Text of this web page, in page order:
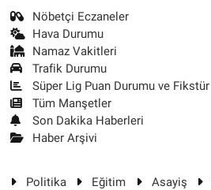
Nöbetçi Eczaneler
Hava Durumu
Namaz Vakitleri
Trafik Durumu
Süper Lig Puan Durumu ve Fikstür
Tüm Manşetler
Son Dakika Haberleri
Haber Arşivi
Politika Eğitim Asayiş